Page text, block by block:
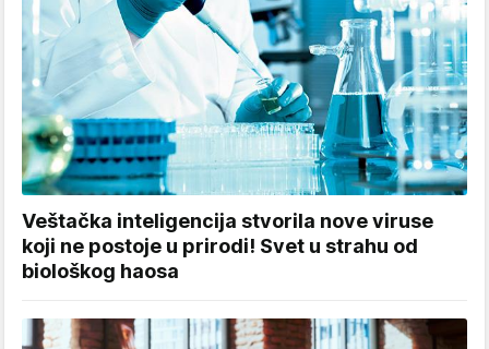
Veštačka inteligencija stvorila nove viruse
koji ne postoje u prirodi! Svet u strahu od
biološkog haosa